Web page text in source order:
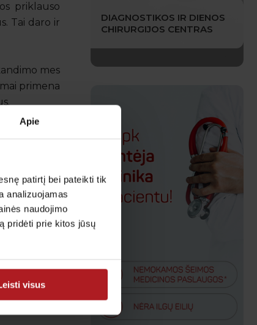
Apie
patirtį bei pateikti tik
analizuojamas
naudojimo
pridėti prie kitos jūsų
visus
priklauso
Tai daro ir
mes
primena
DIAGNOSTIKOS IR DIENOS
CHIRURGIJOS CENTRAS